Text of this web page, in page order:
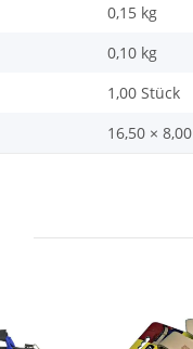
0,15 kg
0,10 kg
1,00 Stück
16,50 ×